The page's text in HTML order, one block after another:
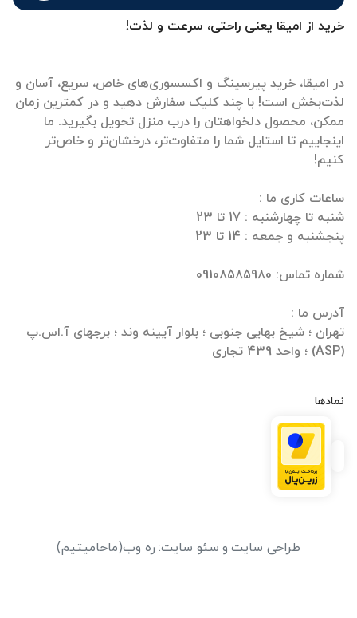
خرید از امیقا یعنی راحتی، سرعت و لذت!
در امیقا، خرید پیرسینگ و اکسسوری‌های خاص، سریع، آسان و
لذت‌بخش است! با چند کلیک سفارش دهید و در کمترین زمان
ممکن، محصول دلخواهتان را درب منزل تحویل بگیرید. ما
اینجاییم تا استایل شما را متفاوت‌تر، درخشان‌تر و خاص‌تر
تهران ؛ شیخ بهایی جنوبی ؛ بلوار آیینه وند ؛ برجهای آ.اس.پ
(ASP) ؛ واحد 439 تجاری
نمادها
طراحی سایت و سئو سایت: ره وب(ماحامیتیم)